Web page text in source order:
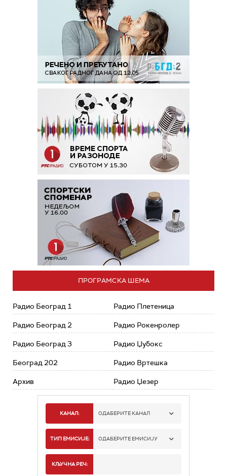
ПРОГРАМСКА ШЕМА
Радио Београд 1
Радио Београд 2
Радио Београд 3
Београд 202
Архив
Радио Плетеница
Радио Рокенролер
Радио Џубокс
Радио Вртешка
Радио Џезер
КАНАЛ: ОДАБЕРИТЕ КАНАЛ
РАДИО БЕОГРАД 1
ТИП ЕМИСИЈЕ: ОДАБЕРИТЕ ЕМИСИЈУ
КЉУЧНА РЕЧ: